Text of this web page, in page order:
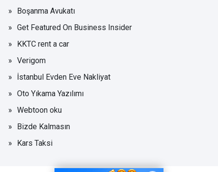
Boşanma Avukatı
Get Featured On Business Insider
KKTC rent a car
Verigom
İstanbul Evden Eve Nakliyat
Oto Yıkama Yazılımı
Webtoon oku
Bizde Kalmasın
Kars Taksi